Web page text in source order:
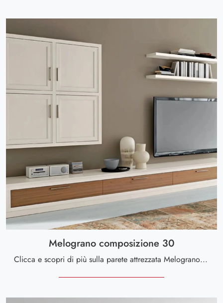
Melograno composizione 30
Clicca e scopri di più sulla parete attrezzata Melograno composizione 30 del brand Le Fablier: è la soluzione dalle linee moderne ideale per te.